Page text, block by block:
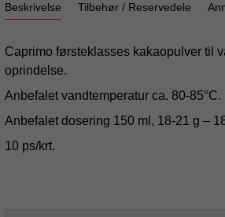
Beskrivelse Tilbehør / Reservedele
Caprimo førsteklasses kakaopulver til
oprindelse.
Anbefalet vandtemperatur ca. 80-85°C.
Anbefalet dosering 150 ml, 18-21 g –
10 ps/krt.